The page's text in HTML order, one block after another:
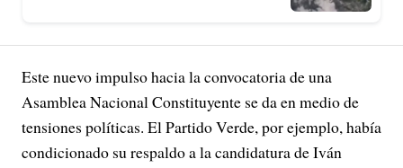
Este nuevo impulso hacia la convocatoria de una
Asamblea Nacional Constituyente se da en medio de
tensiones políticas. El Partido Verde, por ejemplo, había
condicionado su respaldo a la candidatura de Iván